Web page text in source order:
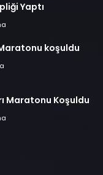
Yaptı
Maratonu koşuldu
Maratonu Koşuldu